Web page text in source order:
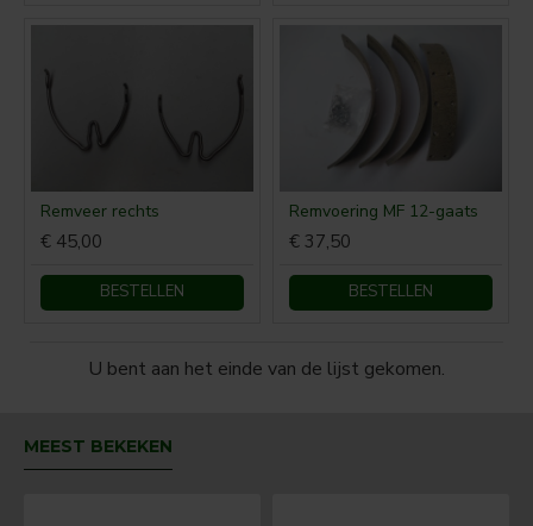
Remveer rechts
€ 45,00
BESTELLEN
Remvoering MF 12-gaats
€ 37,50
BESTELLEN
U bent aan het einde van de lijst gekomen.
MEEST BEKEKEN